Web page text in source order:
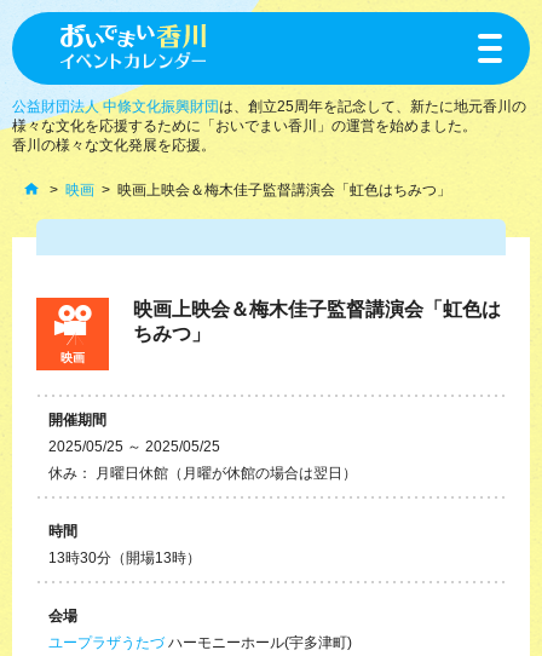
toggle
公益財団法人 中條文化振興財団は、創立25周年を記念して、新たに地元香川の
様々な文化を応援するために「おいでまい香川」の運営を始めました。
香川の様々な文化発展を応援。
映画 映画上映会＆梅木佳子監督講演会「虹色はちみつ」
映画
映画上映会＆梅木佳子監督講演会「虹色は
ちみつ」
開催期間
2025/05/25 ～ 2025/05/25
休み： 月曜日休館（月曜が休館の場合は翌日）
時間
13時30分（開場13時）
会場
ユープラザうたづハーモニーホール(宇多津町)